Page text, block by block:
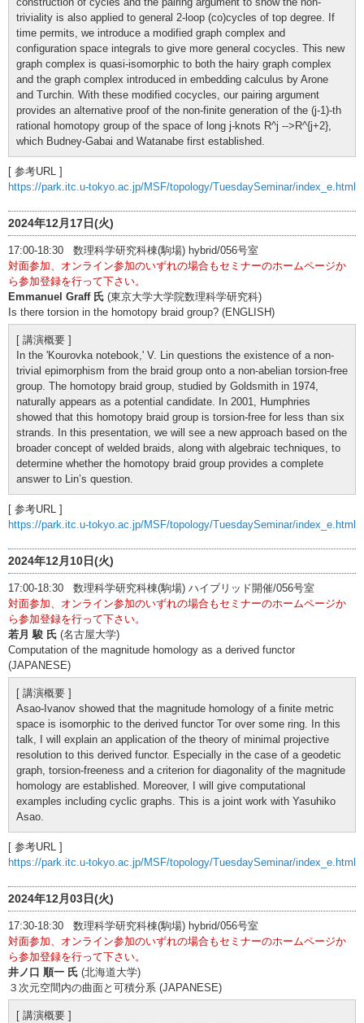
triviality is also applied to general 2-loop (co)cycles of top degree. If
time permits, we introduce a modified graph complex and
configuration space integrals to give more general cocycles. This new
graph complex is quasi-isomorphic to both the hairy graph complex
and the graph complex introduced in embedding calculus by Arone
and Turchin. With these modified cocycles, our pairing argument
provides an alternative proof of the non-finite generation of the (j-1)-th
rational homotopy group of the space of long j-knots R^j -->R^{j+2},
which Budney-Gabai and Watanabe first established.
[ 参考URL ]
https://park.itc.u-tokyo.ac.jp/MSF/topology/TuesdaySeminar/index_e.html
2024年12月17日(火)
17:00-18:30 数理科学研究科棟(駒場) hybrid/056号室
対面参加、オンライン参加のいずれの場合もセミナーのホームページか
ら参加登録を行って下さい。
Emmanuel Graff 氏 (東京大学大学院数理科学研究科)
Is there torsion in the homotopy braid group? (ENGLISH)
[ 講演概要 ]
In the 'Kourovka notebook,' V. Lin questions the existence of a non-
trivial epimorphism from the braid group onto a non-abelian torsion-free
group. The homotopy braid group, studied by Goldsmith in 1974,
naturally appears as a potential candidate. In 2001, Humphries
showed that this homotopy braid group is torsion-free for less than six
strands. In this presentation, we will see a new approach based on the
broader concept of welded braids, along with algebraic techniques, to
determine whether the homotopy braid group provides a complete
answer to Lin’s question.
[ 参考URL ]
https://park.itc.u-tokyo.ac.jp/MSF/topology/TuesdaySeminar/index_e.html
2024年12月10日(火)
17:00-18:30 数理科学研究科棟(駒場) ハイブリッド開催/056号室
対面参加、オンライン参加のいずれの場合もセミナーのホームページか
ら参加登録を行って下さい。
若月 駿 氏 (名古屋大学)
Computation of the magnitude homology as a derived functor
(JAPANESE)
[ 講演概要 ]
Asao-Ivanov showed that the magnitude homology of a finite metric
space is isomorphic to the derived functor Tor over some ring. In this
talk, I will explain an application of the theory of minimal projective
resolution to this derived functor. Especially in the case of a geodetic
graph, torsion-freeness and a criterion for diagonality of the magnitude
homology are established. Moreover, I will give computational
examples including cyclic graphs. This is a joint work with Yasuhiko
Asao.
[ 参考URL ]
https://park.itc.u-tokyo.ac.jp/MSF/topology/TuesdaySeminar/index_e.html
2024年12月03日(火)
17:30-18:30 数理科学研究科棟(駒場) hybrid/056号室
対面参加、オンライン参加のいずれの場合もセミナーのホームページか
ら参加登録を行って下さい。
井ノ口 順一 氏 (北海道大学)
３次元空間内の曲面と可積分系 (JAPANESE)
[ 講演概要 ]